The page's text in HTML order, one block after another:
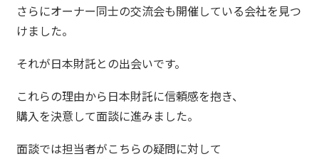
さらにオーナー同士の交流会も開催している会社を見つ
けました。
それが日本財託との出会いです。
これらの理由から日本財託に信頼感を抱き、
購入を決意して面談に進みました。
面談では担当者がこちらの疑問に対して